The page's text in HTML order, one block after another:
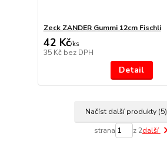
Zeck ZANDER Gummi 12cm Fischli
42 Kč/ks
35 Kč bez DPH
Detail
Načíst další produkty (5)
strana z 2další